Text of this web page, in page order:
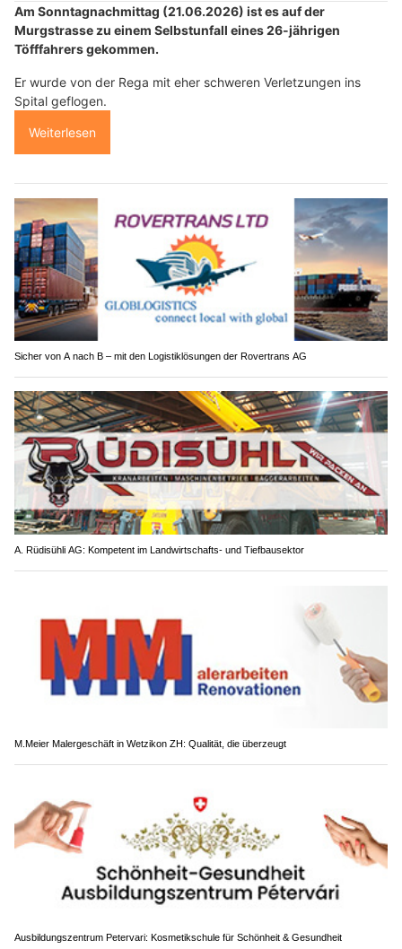
Am Sonntagnachmittag (21.06.2026) ist es auf der
Murgstrasse zu einem Selbstunfall eines 26-jährigen
Töfffahrers gekommen.
Er wurde von der Rega mit eher schweren Verletzungen ins
Spital geflogen.
Weiterlesen
Sicher von A nach B – mit den Logistiklösungen der Rovertrans AG
A. Rüdisühli AG: Kompetent im Landwirtschafts- und Tiefbausektor
M.Meier Malergeschäft in Wetzikon ZH: Qualität, die überzeugt
Ausbildungszentrum Petervari: Kosmetikschule für Schönheit & Gesundheit